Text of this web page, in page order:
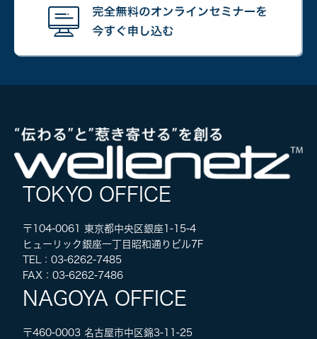
TOKYO OFFICE
〒104-0061 東京都中央区銀座1-15-4
ヒューリック銀座一丁目昭和通りビル7F
TEL：03-6262-7485
FAX：03-6262-7486
NAGOYA OFFICE
〒460-0003 名古屋市中区錦3-11-25